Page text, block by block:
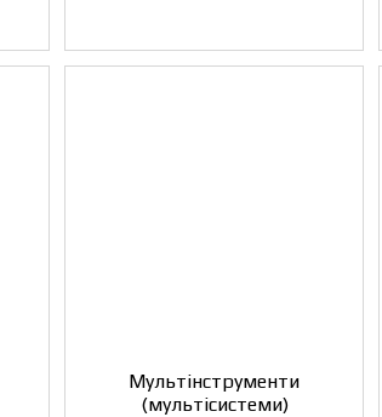
Мультінструменти
(мультісистеми)